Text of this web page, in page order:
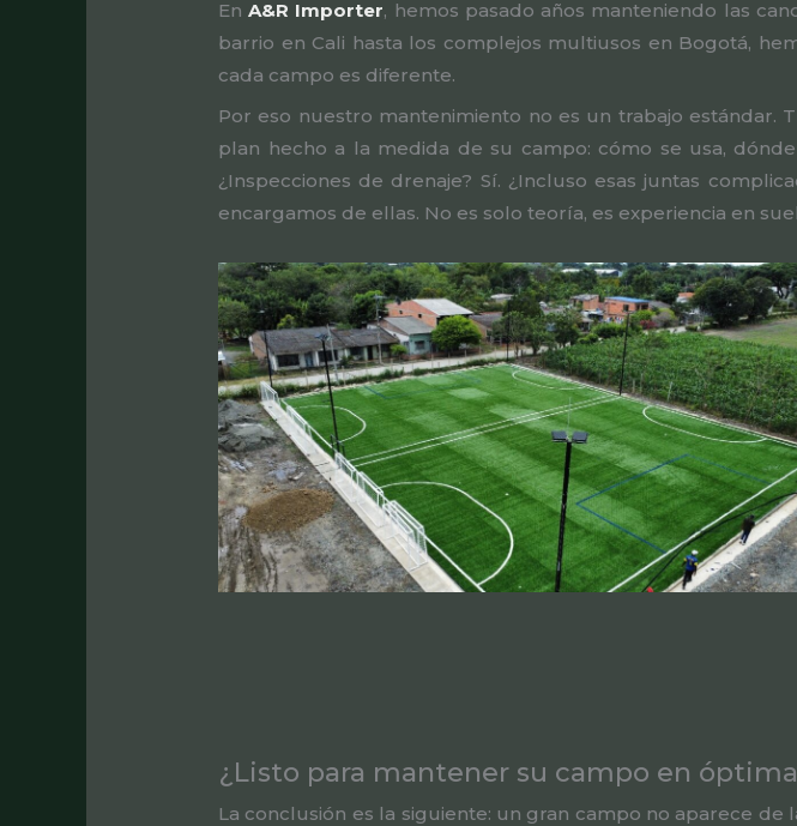
EnA&R Importer, hemos pasado años manteniendo las
barrio en Cali hasta los complejos multiusos en Bogotá,
cada campo es diferente.
Por eso nuestro mantenimiento no es un trabajo estándar.
plan hecho a la medida de su campo: cómo se usa,
¿Inspecciones de drenaje? Sí. ¿Incluso esas juntas
encargamos de ellas. No es solo teoría, es experiencia en
¿Listo para mantener su campo en
La conclusión es la siguiente: un gran campo no aparece de